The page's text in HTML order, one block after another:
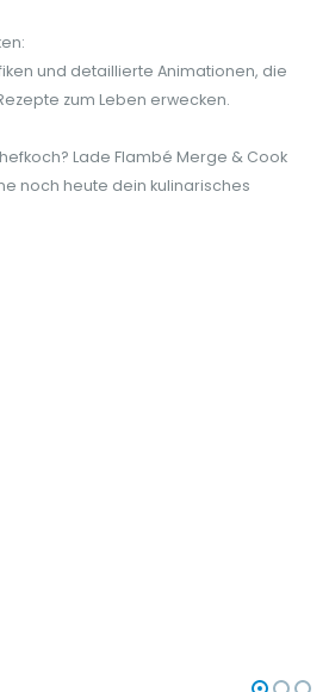
und detaillierte Animationen, die
zum Leben erwecken.
Lade Flambé Merge & Cook
noch heute dein kulinarisches